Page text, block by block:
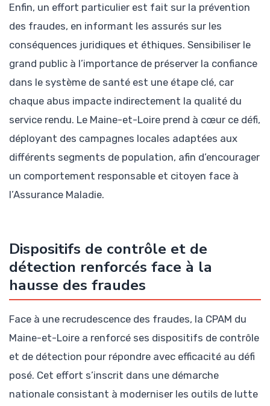
Enfin, un effort particulier est fait sur la prévention
des fraudes, en informant les assurés sur les
conséquences juridiques et éthiques. Sensibiliser le
grand public à l’importance de préserver la confiance
dans le système de santé est une étape clé, car
chaque abus impacte indirectement la qualité du
service rendu. Le Maine-et-Loire prend à cœur ce défi,
déployant des campagnes locales adaptées aux
différents segments de population, afin d’encourager
un comportement responsable et citoyen face à
l’Assurance Maladie.
Dispositifs de contrôle et de
détection renforcés face à la
hausse des fraudes
Face à une recrudescence des fraudes, la CPAM du
Maine-et-Loire a renforcé ses dispositifs de contrôle
et de détection pour répondre avec efficacité au défi
posé. Cet effort s’inscrit dans une démarche
nationale consistant à moderniser les outils de lutte